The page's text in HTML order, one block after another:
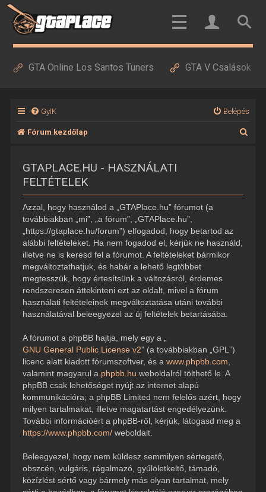
GTA Online Los Santos Tuners GTA V Csalások
GyIK Belépés
Fórum kezdőlap
GTAPLACE.HU - HASZNÁLATI
FELTÉTELEK
Azzal, hogy használod a „GTAPlace.hu” fórumot (a
továbbiakban „mi”, „a fórum”, „GTAPlace.hu”,
„https://gtaplace.hu/forum”) elfogadod, hogy betartod az
alábbi feltételeket. Ha nem fogadod el, kérjük ne használd,
illetve ne is keresd fel a fórumot. A feltételeket bármikor
megváltoztathatjuk, és habár a lehető legtöbbet
megtesszük, hogy értesítsünk a változásról, érdemes
rendszeresen áttekinteni ezt az oldalt, mivel a fórum
használati feltételeinek megváltoztatása utáni további
használatával beleegyezel az új feltételek betartásába.
A fórumot a phpBB hajtja, mely egy a „
GNU General Public License v2” (a továbbiakban „GPL”)
licenc alatt kiadott fórumszoftver, és a www.phpbb.com
valamint magyarul a phpbb.hu weboldalról tölthető le. A
phpBB csak lehetőséget nyújt az internet alapú
kommunikációra; a phpBB Limited nem felelős azért, hogy
milyen tartalmakat, illetve magatartást engedélyezünk.
További információért a phpBB-ről, kérjük, látogasd meg a
https://www.phpbb.com/weboldalt.
Beleegyezel, hogy nem küldesz semmilyen sértegető,
obszcén, vulgáris, rágalmazó, gyűlöletkeltő, támadó,
közízlést sértő vagy bármely más olyan tartalmat, mely